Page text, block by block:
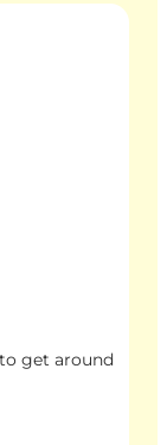
get around